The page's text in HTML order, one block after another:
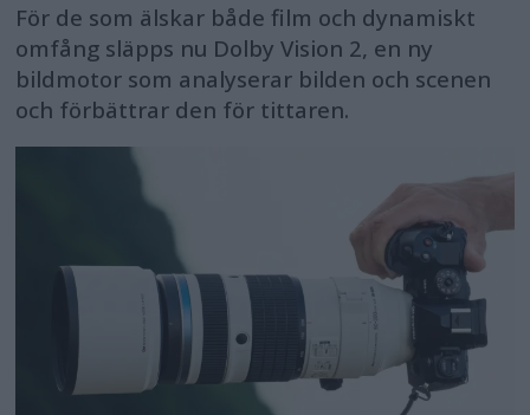
För de som älskar både film och dynamiskt
omfång släpps nu Dolby Vision 2, en ny
bildmotor som analyserar bilden och scenen
och förbättrar den för tittaren.